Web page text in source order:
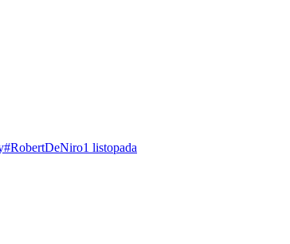
#RobertDeNiro1 listopada